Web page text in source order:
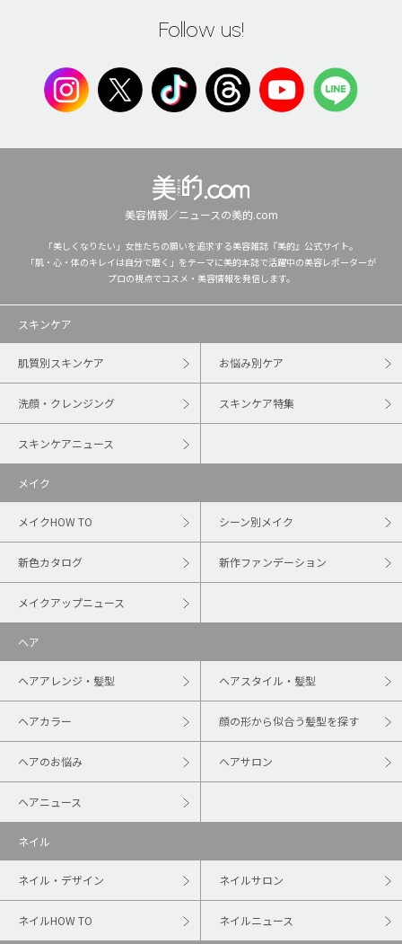
Follow us!
美容情報／ニュースの美的.com
「美しくなりたい」女性たちの願いを追求する美容雑誌『美的』公式サイト。
「肌・心・体のキレイは自分で磨く」をテーマに美的本誌で活躍中の美容レポーターが
プロの視点でコスメ・美容情報を発信します。
スキンケア
肌質別スキンケア お悩み別ケア
洗顔・クレンジング スキンケア特集
スキンケアニュース
メイク
メイクHOW TO シーン別メイク
新色カタログ 新作ファンデーション
メイクアップニュース
ヘア
ヘアアレンジ・髪型 ヘアスタイル・髪型
ヘアカラー 顔の形から似合う髪型を探す
ヘアのお悩み ヘアサロン
ヘアニュース
ネイル
ネイル・デザイン ネイルサロン
ネイルHOW TO ネイルニュース